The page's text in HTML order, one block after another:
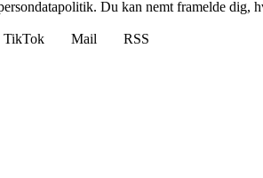
Du kan nemt framelde dig,
TikTok Mail
RSS